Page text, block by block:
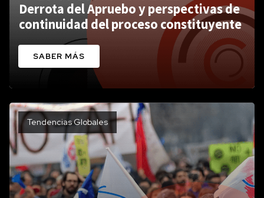
Derrota del Apruebo y perspectivas de
continuidad del proceso constituyente
SABER MÁS
Tendencias Globales